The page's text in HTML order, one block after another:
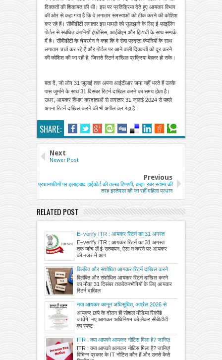
दिक्कतों की शिकायत की थी। इस पर प्रतिक्रिया देते हुए आयकर विभाग
की ओर से कहा गया है कि वे लगातार समस्याओं को ठीक करने की कोशिश
कर रहे हैं। सीबीडीटी लगातार इस मामले को सुलझाने के लिए ई-फाइलिंग
पोर्टल से संबंधित कंपनियों इंफोसिस, आईबीएम और हिटाची के साथ सम्पर्क
में है। सीबीडीटी के चेयरमैन ने कहा कि वे सेवा प्रदाता कंपनियों के साथ
लगातार चर्चा कर रहे हैं और पोर्टल पर आने वाली दिक्कतों को दूर करने
की कोशिश की जा रही है, जिससे रिटर्न दाखिल प्रक्रिया बेहतर हो सके।
बता दें, जो लोग 31 जुलाई तक अपना आईटीआर जमा नहीं भरते हैं उनके
पास जुर्माने के साथ 31 दिसंबर रिटर्न दाखिल करने का समय होता है।
उधर, आयकर विभाग करदाताओं से लगातार 31 जुलाई 2024 से पहले
अपना रिटर्न दाखिल करने की भी अपील कर रहा है।
SHARE:
Next
Newer Post
Previous
प्रधानपतियों पर इलाहाबाद हाईकोर्ट की तल्ख टिप्पणी, कहा- रबर स्टाम्प की
तरह इस्तेमाल की जा रहीं महिला प्रधान
RELATED POST
E–verify ITR : आयकर रिटर्न का 31 अगस्त
तक जांच लें ई-सत्यापन, ऐसा न करने पर आयकर
की नजर में आपने रिटर्न फाइल नहीं किया
E–verify ITR : आयकर रिटर्न का 31 अगस्त
तक जांच लें ई-सत्यापन, ऐसा न करने पर आयकर
की नजर में आप
विलंबित और संशोधित आयकर रिटर्न दाखिल करने
का मौका 31 दिसंबर तक
विलंबित और संशोधित आयकर रिटर्न दाखिल करने
का मौका 31 दिसंबर तकवेतनभोगियों के लिए आयकर
रिटर्न दाखिल
नया आयकर कानून अधिसूचित, अप्रैल 2026 से
होगा लागू, आयकर कानून को सरल बनाने की पूरी
कोशिश, अप्रासंगिक प्रविधान हटाए गए, क्लिक
करके नया बिल करें डाउनलोड
आयकर छापे के दौरान ही सोशल मीडिया रिकॉर्ड
जांचेंगे, नए आयकर अधिनियम को लेकर सीबीडीटी
का स्पष्ट
ITR : क्या आपको आयकर नोटिस मिला है? जानिए!
विभिन्न प्रकार के IT नोटिस कौन हैं और उनसे कैसे
निपटें?
ITR : क्या आपको आयकर नोटिस मिला है? जानिए!
विभिन्न प्रकार के IT नोटिस कौन हैं और उनसे कैसे